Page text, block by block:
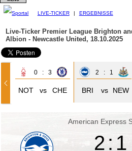
LIVE-TICKER | ERGEBNISSE
Live-Ticker Premier League Brighton
Albion - Newcastle United, 18.10.2025
0 : 3
NOT vs CHE
2 : 1
BRI vs NEW
American Express
2:1